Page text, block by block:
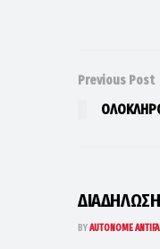
Previous Post
BYAUTONOME ANTIFA